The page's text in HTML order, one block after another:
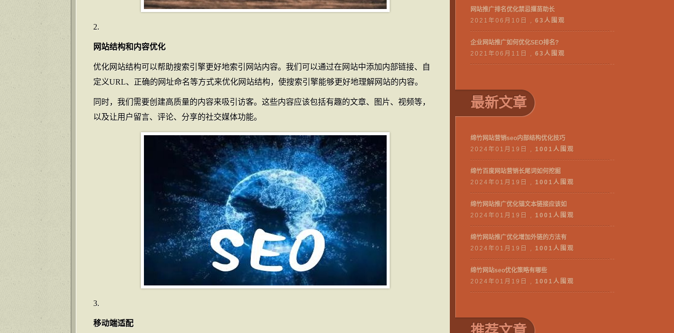
网站结构和内容优化
优化网站结构可以帮助搜索引擎更好地索引网站内容。我们可以通过在网站中添加内部链接、自
定义URL、正确的网址命名等方式来优化网站结构，使搜索引擎能够更好地理解网站的内容。
同时，我们需要创建高质量的内容来吸引访客。这些内容应该包括有趣的文章、图片、视频等，
以及让用户留言、评论、分享的社交媒体功能。
移动端适配
网站推广排名优化禁忌揠苗助长
2021年06月10日 , 63人围观
企业网站推广如何优化SEO排名?
2021年06月11日 , 63人围观
最新文章
绵竹网站营销seo内部结构优化技巧
2024年01月19日 , 1001人围观
绵竹百度网站营销长尾词如何挖掘
2024年01月19日 , 1001人围观
绵竹网站推广优化锚文本链接应该如
2024年01月19日 , 1001人围观
绵竹网站推广优化增加外链的方法有
2024年01月19日 , 1001人围观
绵竹网站seo优化策略有哪些
2024年01月19日 , 1001人围观